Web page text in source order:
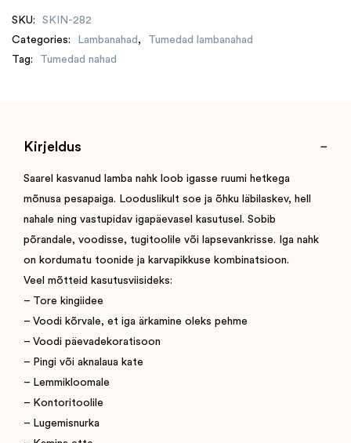
SKU:
SKIN-282
Categories:
Lambanahad ,
Tumedad lambanahad
Tag:
Tumedad nahad
Kirjeldus
Saarel kasvanud lamba nahk loob igasse ruumi hetkega
mõnusa pesapaiga. Looduslikult soe ja õhku läbilaskev, hell
nahale ning vastupidav igapäevasel kasutusel. Sobib
põrandale, voodisse, tugitoolile või lapsevankrisse. Iga nahk
on kordumatu toonide ja karvapikkuse kombinatsioon.
Veel mõtteid kasutusviisideks:
– Tore kingiidee
– Voodi kõrvale, et iga ärkamine oleks pehme
– Voodi päevadekoratisoon
– Pingi või aknalaua kate
– Lemmikloomale
– Kontoritoolile
– Lugemisnurka